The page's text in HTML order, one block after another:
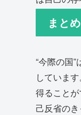
まとめ
“今際の国
していま
得ること
己反省の